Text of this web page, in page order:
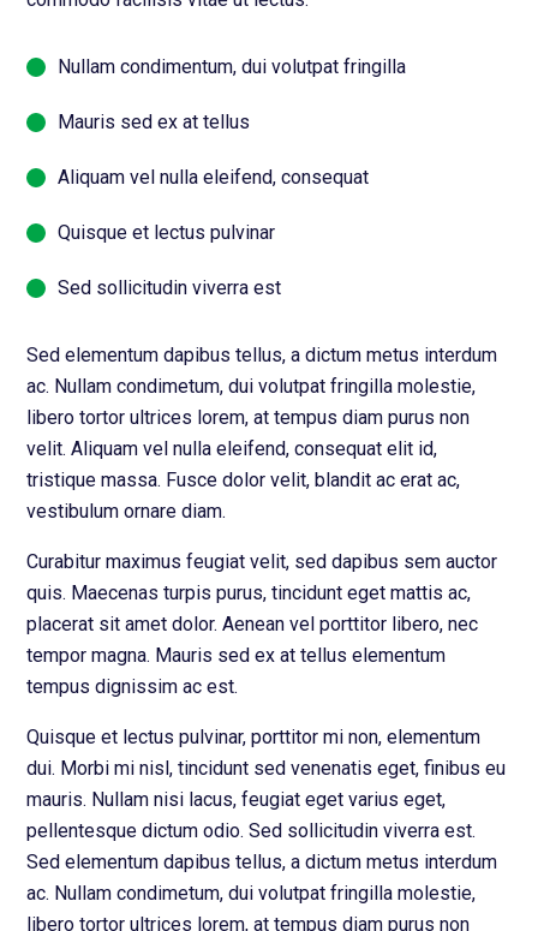
Nullam condimentum, dui volutpat fringilla
Mauris sed ex at tellus
Aliquam vel nulla eleifend, consequat
Quisque et lectus pulvinar
Sed sollicitudin viverra est
Sed elementum dapibus tellus, a dictum metus interdum
ac. Nullam condimetum, dui volutpat fringilla molestie,
libero tortor ultrices lorem, at tempus diam purus non
velit. Aliquam vel nulla eleifend, consequat elit id,
tristique massa. Fusce dolor velit, blandit ac erat ac,
vestibulum ornare diam.
Curabitur maximus feugiat velit, sed dapibus sem auctor
quis. Maecenas turpis purus, tincidunt eget mattis ac,
placerat sit amet dolor. Aenean vel porttitor libero, nec
tempor magna. Mauris sed ex at tellus elementum
tempus dignissim ac est.
Quisque et lectus pulvinar, porttitor mi non, elementum
dui. Morbi mi nisl, tincidunt sed venenatis eget, finibus eu
mauris. Nullam nisi lacus, feugiat eget varius eget,
pellentesque dictum odio. Sed sollicitudin viverra est.
Sed elementum dapibus tellus, a dictum metus interdum
ac. Nullam condimetum, dui volutpat fringilla molestie,
libero tortor ultrices lorem, at tempus diam purus non